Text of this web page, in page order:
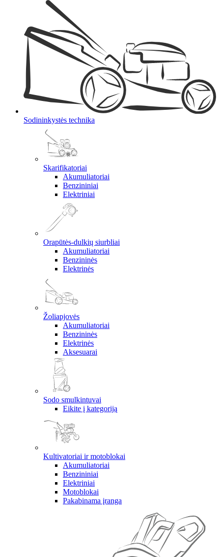
Sodininkystės technika
Skarifikatoriai
Akumuliatoriai
Benzininiai
Elektriniai
Orapūtės-dulkių siurbliai
Akumuliatoriai
Benzininės
Elektrinės
Žoliapjovės
Akumuliatoriai
Benzininės
Elektrinės
Aksesuarai
Sodo smulkintuvai
Eikite į kategoriją
Kultivatoriai ir motoblokai
Akumuliatoriai
Benzininiai
Elektriniai
Motoblokai
Pakabinama įranga